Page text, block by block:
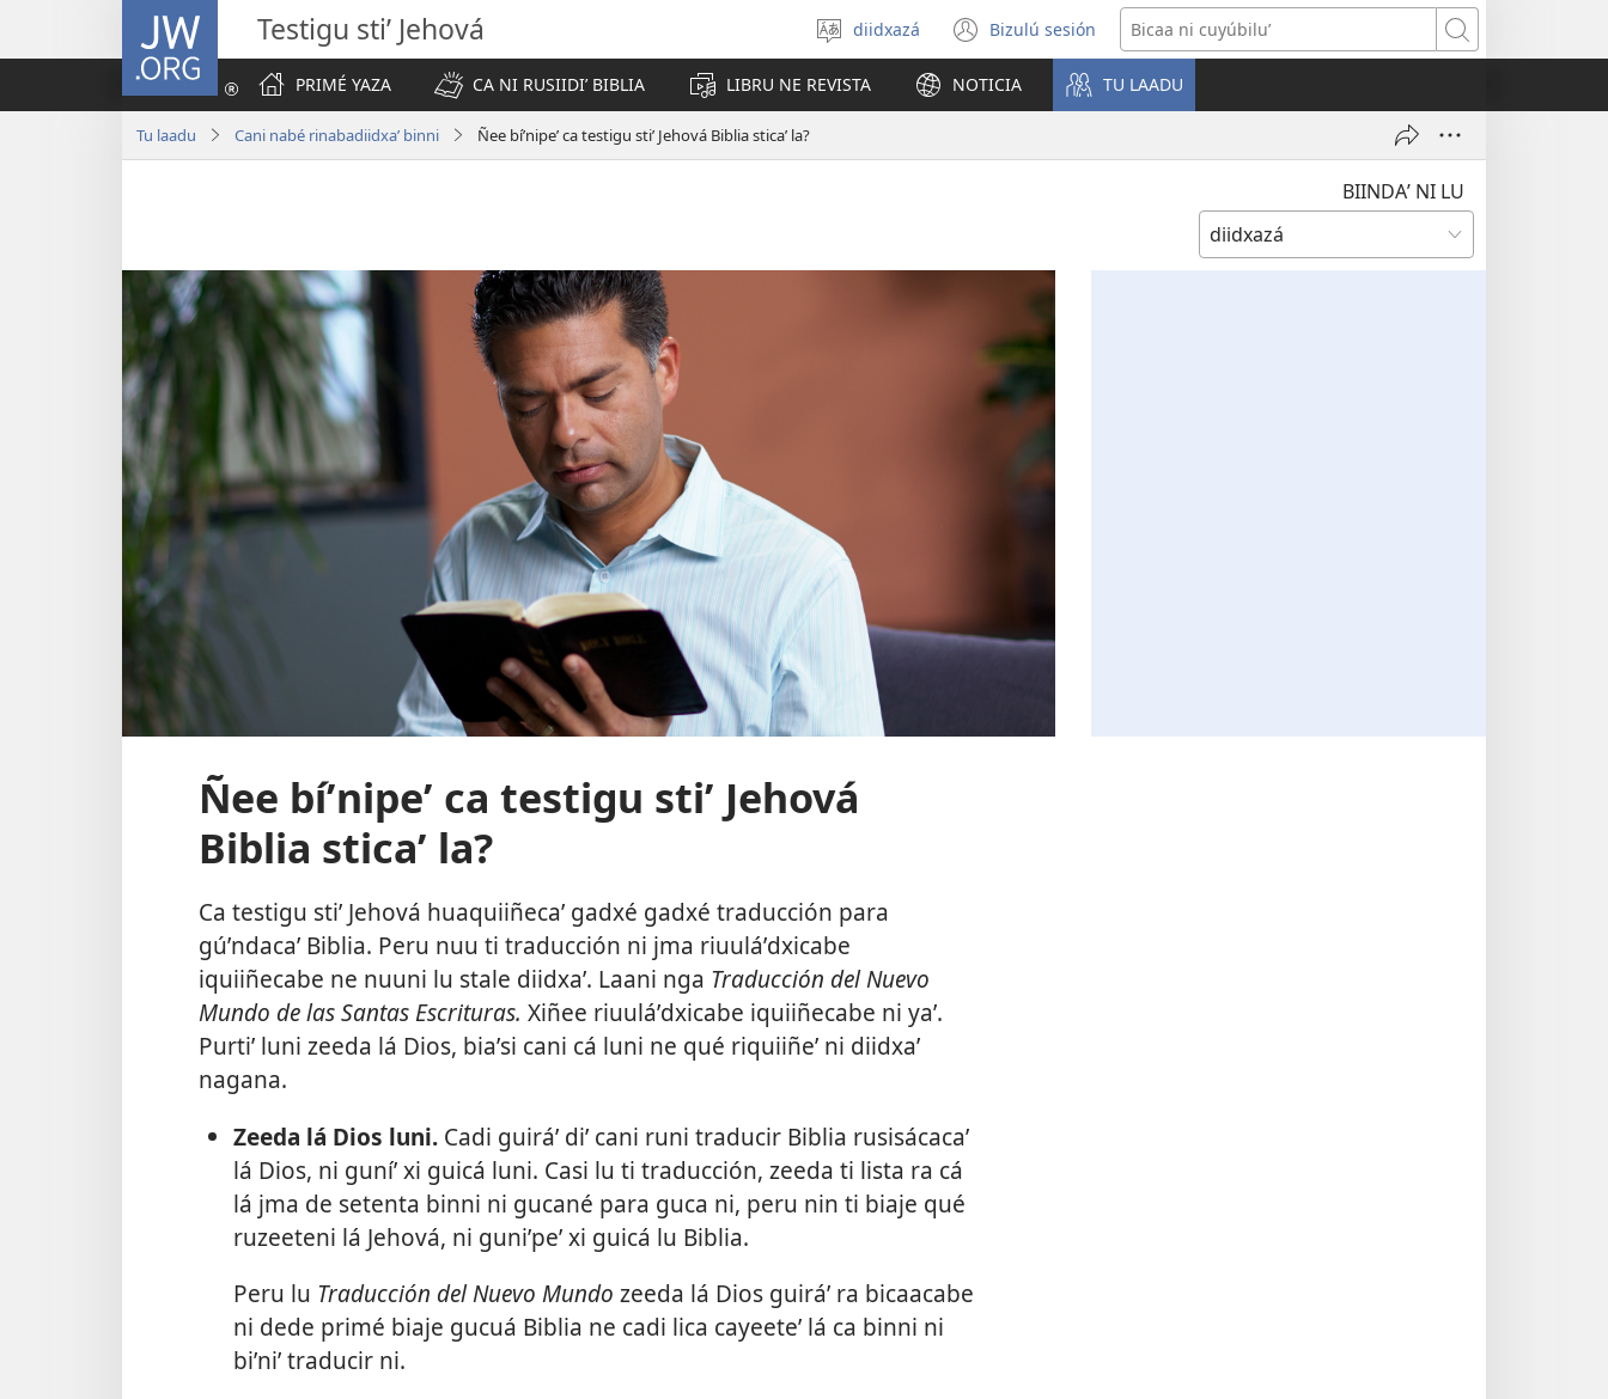
JW.ORG Testigu stiʼ Jehová
Gulí
ti
diidxaʼ
diidxazá Bizulú sesión
(opens
new
window)
Bicaa
ni
PRIMÉ YAZA CA NI RUSIIDIʼ BIBLIA LIBRU NE REVISTA NOTICIA TU LAADU
Tu laadu Cani nabé rinabadiidxaʼ binni Ñee bíʼnipeʼ ca testigu stiʼ Jehová Biblia sticaʼ la?
BIINDAʼ NI LU
Ñee bíʼnipeʼ ca testigu stiʼ Jehová
Biblia sticaʼ la?
Ca testigu stiʼ Jehová huaquiiñecaʼ gadxé gadxé traducción para
gúʼndacaʼ Biblia. Peru nuu ti traducción ni jma riuuláʼdxicabe
iquiiñecabe ne nuuni lu stale diidxaʼ. Laani nga Traducción del Nuevo
Mundo de las Santas Escrituras. Xiñee riuuláʼdxicabe iquiiñecabe ni yaʼ.
Purtiʼ luni zeeda lá Dios, biaʼsi cani cá luni ne qué riquiiñeʼ ni diidxaʼ
nagana.
Zeeda lá Dios luni.Cadi guiráʼ diʼ cani runi traducir Biblia rusisácacaʼ
lá Dios, ni guníʼ xi guicá luni. Casi lu ti traducción, zeeda ti lista ra cá
lá jma de setenta binni ni gucané para guca ni, peru nin ti biaje qué
ruzeeteni lá Jehová, ni guniʼpeʼ xi guicá lu Biblia.
Peru lu Traducción del Nuevo Mundo zeeda lá Dios guiráʼ ra bicaacabe
ni dede primé biaje gucuá Biblia ne cadi lica cayeeteʼ lá ca binni ni
biʼniʼ traducir ni.